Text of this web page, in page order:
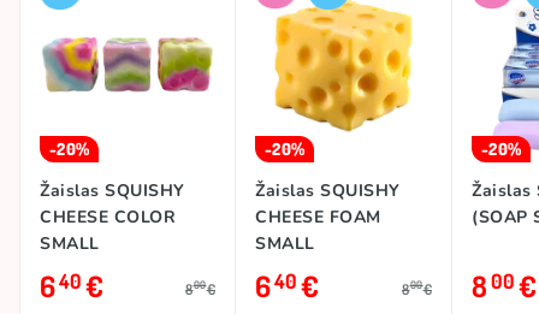
-20%
Žaislas SQUISHY
CHEESE COLOR
SMALL
640€ 800€
-20%
Žaislas SQUISHY
CHEESE FOAM
SMALL
640€ 800€
-20%
Žaislas
(SOAP
800€